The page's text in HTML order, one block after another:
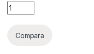
BIOCANNA BIO VEGA -
Compara